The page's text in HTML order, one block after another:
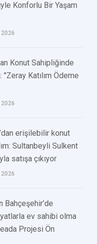
Konforlu Bir Yaşam
Konut Sahipliğinde
"Zeray Katılım Ödeme
erişilebilir konut
Sultanbeyli Sulkent
satışa çıkıyor
Bahçeşehir’de
ev sahibi olma
Projesi Ön